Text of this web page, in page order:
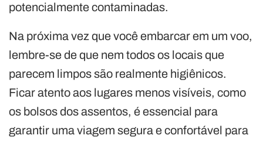
potencialmente contaminadas.
Na próxima vez que você embarcar em um voo,
lembre-se de que nem todos os locais que
parecem limpos são realmente higiênicos.
Ficar atento aos lugares menos visíveis, como
os bolsos dos assentos, é essencial para
garantir uma viagem segura e confortável para